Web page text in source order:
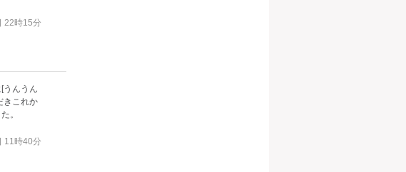
22時15分
うんうん
きこれか
。
11時40分